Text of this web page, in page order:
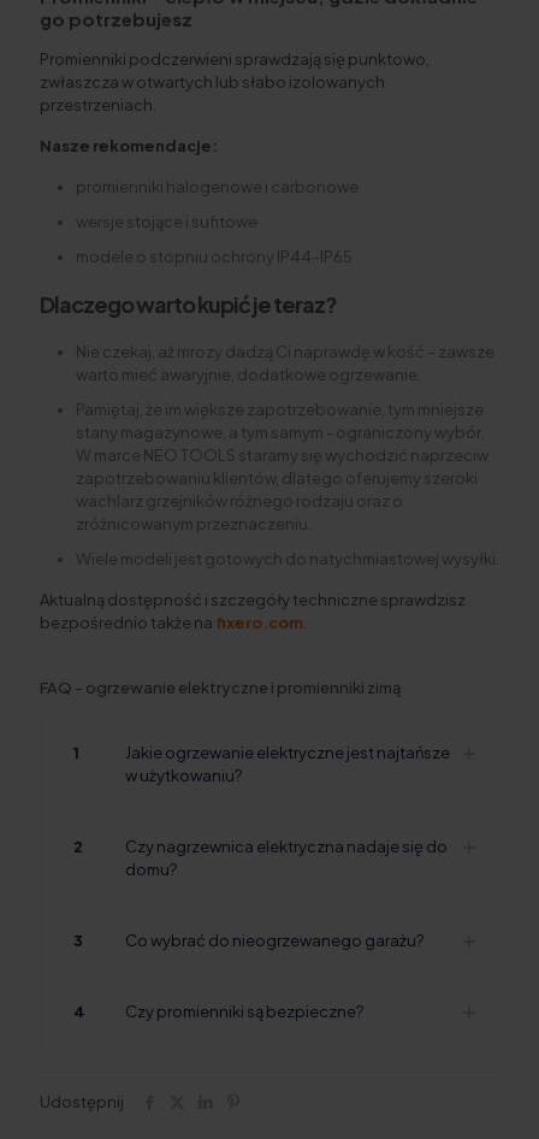
go potrzebujesz
Promienniki podczerwieni sprawdzają się punktowo,
zwłaszcza w otwartych lub słabo izolowanych
przestrzeniach.
Nasze rekomendacje:
promienniki halogenowe i carbonowe
wersje stojące i sufitowe
modele o stopniu ochrony IP44–IP65
Dlaczego warto kupić je teraz?
Nie czekaj, aż mrozy dadzą Ci naprawdę w kość – zawsze
warto mieć awaryjnie, dodatkowe ogrzewanie.
Pamiętaj, że im większe zapotrzebowanie, tym mniejsze
stany magazynowe, a tym samym - ograniczony wybór.
W marce NEO TOOLS staramy się wychodzić naprzeciw
zapotrzebowaniu klientów, dlatego oferujemy szeroki
wachlarz grzejników różnego rodzaju oraz o
zróżnicowanym przeznaczeniu.
Wiele modeli jest gotowych do natychmiastowej wysyłki.
Aktualną dostępność i szczegóły techniczne sprawdzisz
bezpośrednio także na fixero.com.
FAQ - ogrzewanie elektryczne i promienniki zimą
1
Jakie ogrzewanie elektryczne jest najtańsze
w użytkowaniu?
2
Czy nagrzewnica elektryczna nadaje się do
domu?
3 Co wybrać do nieogrzewanego garażu?
4 Czy promienniki są bezpieczne?
Udostępnij